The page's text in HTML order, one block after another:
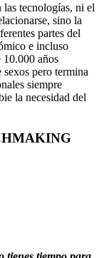
tecnologías, ni el
sino la
partes del
e incluso
10.000 años
pero termina
siempre
la necesidad del